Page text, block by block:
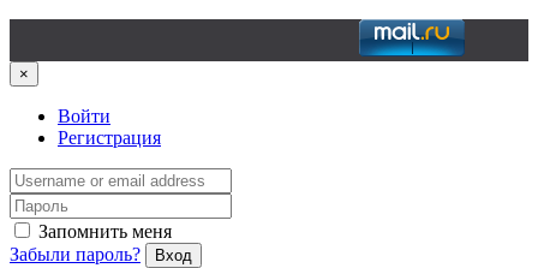
×
Войти
Регистрация
Запомнить меня
Забыли пароль?
Вход